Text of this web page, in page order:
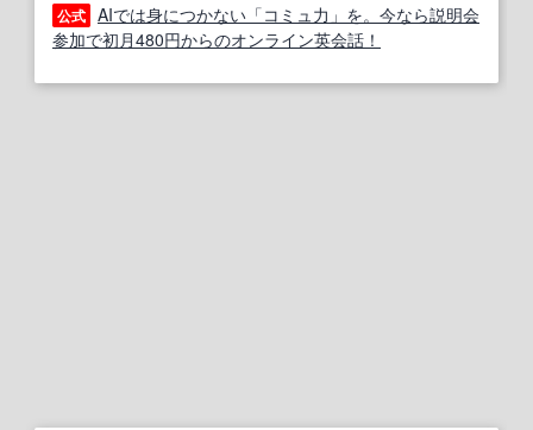
公式 AIでは身につかない「コミュ力」を。今なら説明会
参加で初月480円からのオンライン英会話！